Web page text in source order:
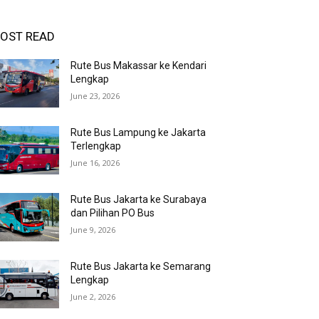
READ
Rute Bus Makassar ke Kendari
Lengkap
June 23, 2026
Rute Bus Lampung ke Jakarta
Terlengkap
June 16, 2026
Rute Bus Jakarta ke Surabaya
dan Pilihan PO Bus
June 9, 2026
Rute Bus Jakarta ke Semarang
Lengkap
June 2, 2026